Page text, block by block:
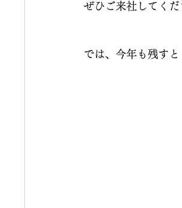
ぜひご来社してくだ
では、今年も残す